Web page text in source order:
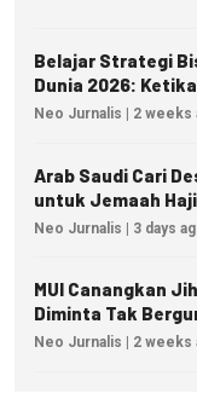
Belajar Strategi
Dunia 2026:
Menjadi Inspirasi
Neo Jurnalis | 2 weeks
Arab Saudi Cari
untuk Jemaah
Neo Jurnalis | 3 days
MUI Canangkan
Diminta Tak
Neo Jurnalis | 2 weeks